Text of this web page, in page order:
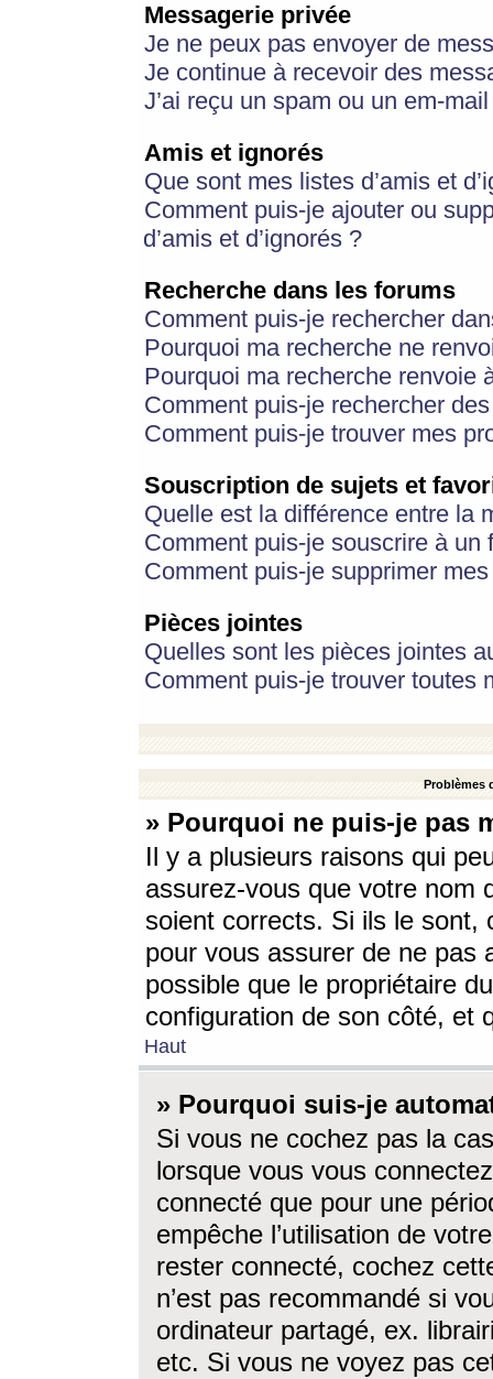
Messagerie privée
Je ne peux pas envoyer de
Je continue à recevoir des
J’ai reçu un spam ou un em-
Amis et ignorés
Que sont mes listes d’amis et
Comment puis-je ajouter ou
d’amis et d’ignorés ?
Recherche dans les forums
Comment puis-je rechercher
Pourquoi ma recherche ne
Pourquoi ma recherche renvoie
Comment puis-je rechercher
Comment puis-je trouver mes
Souscription de sujets et
Quelle est la différence entre la
Comment puis-je souscrire à
Comment puis-je supprimer
Pièces jointes
Quelles sont les pièces jointes
Comment puis-je trouver toutes
Problèmes
» Pourquoi ne puis-je pas
Il y a plusieurs raisons qui
assurez-vous que votre nom
soient corrects. Si ils le sont,
pour vous assurer de ne pas
possible que le propriétaire
configuration de son côté, et
Haut
» Pourquoi suis-je
Si vous ne cochez pas la
lorsque vous vous
connecté que pour une
empêche l’utilisation de
rester connecté, cochez
n’est pas recommandé si
ordinateur partagé, ex.
etc. Si vous ne voyez pas